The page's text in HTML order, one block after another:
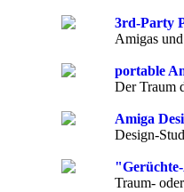
3rd-Party
Amigas
portable
Der Traum
Amiga
Design-
Traum-